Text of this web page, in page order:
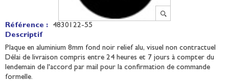
Référence :
4830122-55
Descriptif
Plaque en aluminium 8mm fond noir relief alu, visuel non contractuel
Délai de livraison compris entre 24 heures et 7 jours à compter du
lendemain de l'accord par mail pour la confirmation de commande
formelle.